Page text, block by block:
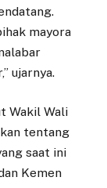
mayora
ujarnya.
Wakil Wali
tentang
saat ini
Kemen